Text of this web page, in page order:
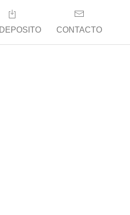
DEPOSITO CONTACTO